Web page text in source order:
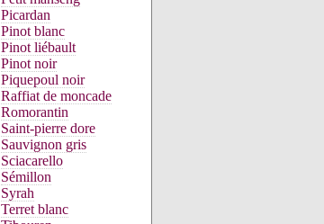
Picardan
Pinot blanc
Pinot liébault
Pinot noir
Piquepoul noir
Raffiat de moncade
Romorantin
Saint-pierre dore
Sauvignon gris
Sciacarello
Sémillon
Syrah
Terret blanc